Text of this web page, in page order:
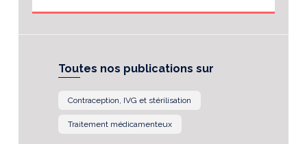
Toutes nos publications sur
Contraception, IVG et stérilisation
Traitement médicamenteux